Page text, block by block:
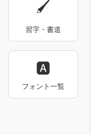
🖌
習字・書道
🅰
フォント一覧